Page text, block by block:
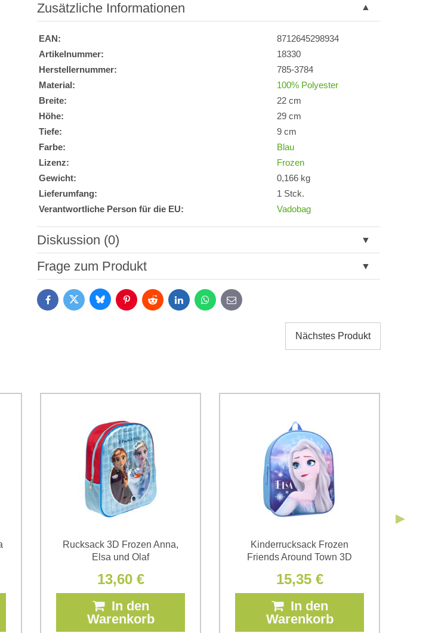
Zusätzliche Informationen
EAN:
8712645298934
Artikelnummer:
18330
Herstellernummer:
785-3784
Material:
100% Polyester
Breite:
22 cm
Höhe:
29 cm
Tiefe:
9 cm
Farbe:
Blau
Lizenz:
Frozen
Gewicht:
0,166 kg
Lieferumfang:
1 Stck.
Verantwortliche Person für die EU:
Vadobag
Diskussion (0)
Neuer Kommentar
Daten zum Zwecke der Absendung einverstanden. Ich habe
(Erforderlich)
Frage zum Produkt
FacebookTwitter BlueskyPinterestReddit LinkedInWhatsApp
E-
mail
Nächstes Produkt
Rucksack 3D Frozen Anna,
Elsa und Olaf
13,60 €
In den
Warenkorb
Kinderrucksack Frozen
Friends Around Town 3D
15,35 €
In den
Warenkorb